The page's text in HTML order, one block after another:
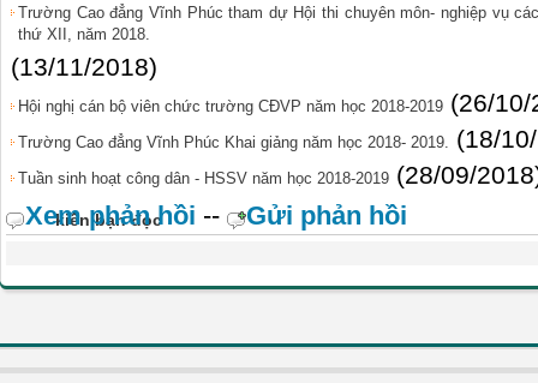
Trường Cao đẳng Vĩnh Phúc tham dự Hội thi chuyên môn- nghiệp vụ
thứ XII, năm 2018.
(13/11/2018)
Hội nghị cán bộ viên chức trường CĐVP năm học 2018-2019 (26/10/
Trường Cao đẳng Vĩnh Phúc Khai giảng năm học 2018- 2019. (18/
Tuần sinh hoạt công dân - HSSV năm học 2018-2019 (28/09/
kiến bạn đọc
Xem phản hồi -- Gửi phản hồi